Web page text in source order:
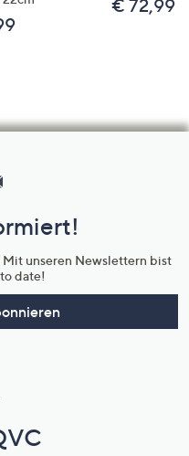
€ 72,99
unseren Newslettern bist
date!